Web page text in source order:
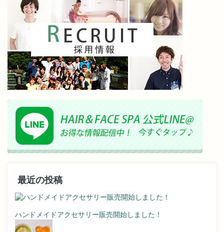
最近の投稿
ハンドメイドアクセサリー販売開始しました！